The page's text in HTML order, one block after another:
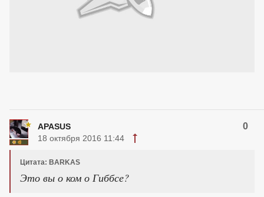
APASUS 0
18 октября 2016 11:44
Цитата: BARKAS
Это вы о ком о Гиббсе?